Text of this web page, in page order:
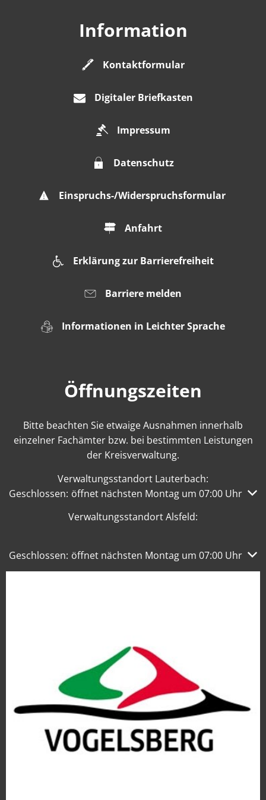
Information
Kontaktformular
Digitaler Briefkasten
Impressum
Datenschutz
Einspruchs-/Widerspruchsformular
Anfahrt
Erklärung zur Barrierefreiheit
Barriere melden
Informationen in Leichter Sprache
Öffnungszeiten
Bitte beachten Sie etwaige Ausnahmen innerhalb
einzelner Fachämter bzw. bei bestimmten Leistungen
der Kreisverwaltung.
Verwaltungsstandort Lauterbach:
Klicken, um weitere Öffnungs- oder Schließzeiten
Geschlossen: öffnet nächsten Montag um 07:00 Uhr
Verwaltungsstandort Alsfeld:
Klicken, um weitere Öffnungs- oder Schließzeiten
Geschlossen: öffnet nächsten Montag um 07:00 Uhr